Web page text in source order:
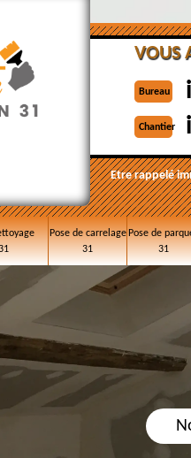
VOUS
Bureau
Chantier
Etre rappelé
Pose de carrelage
31
Pose de
31